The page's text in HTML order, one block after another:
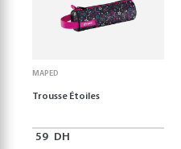
MAPED
Trousse Étoiles
59 DH